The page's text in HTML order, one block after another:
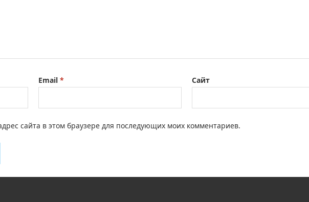
Email * Сайт
сайта в этом браузере для последующих моих комментариев.